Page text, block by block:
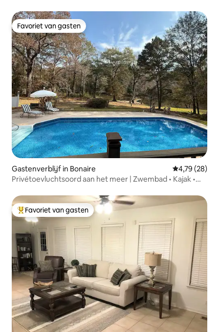
Favoriet van gasten
Favoriet van gasten
Gastenverblijf in Bonaire Gemiddelde
4,79 (28)
Privétoevluchtsoord aan het meer | Zwembad • Kajak •
Topfavoriet van gasten
Favoriet van gasten